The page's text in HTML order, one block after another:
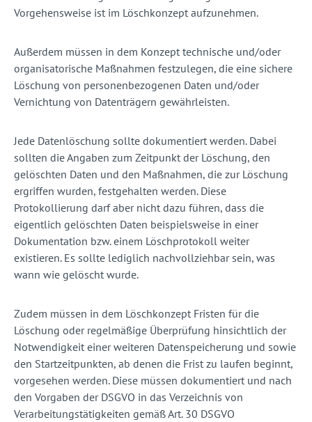
Vorgehensweise ist im Löschkonzept aufzunehmen.
Außerdem müssen in dem Konzept technische und/oder
organisatorische Maßnahmen festzulegen, die eine sichere
Löschung von personenbezogenen Daten und/oder
Vernichtung von Datenträgern gewährleisten.
Jede Datenlöschung sollte dokumentiert werden. Dabei
sollten die Angaben zum Zeitpunkt der Löschung, den
gelöschten Daten und den Maßnahmen, die zur Löschung
ergriffen wurden, festgehalten werden. Diese
Protokollierung darf aber nicht dazu führen, dass die
eigentlich gelöschten Daten beispielsweise in einer
Dokumentation bzw. einem Löschprotokoll weiter
existieren. Es sollte lediglich nachvollziehbar sein, was
wann wie gelöscht wurde.
Zudem müssen in dem Löschkonzept Fristen für die
Löschung oder regelmäßige Überprüfung hinsichtlich der
Notwendigkeit einer weiteren Datenspeicherung und sowie
den Startzeitpunkten, ab denen die Frist zu laufen beginnt,
vorgesehen werden. Diese müssen dokumentiert und nach
den Vorgaben der DSGVO in das Verzeichnis von
Verarbeitungstätigkeiten gemäß Art. 30 DSGVO